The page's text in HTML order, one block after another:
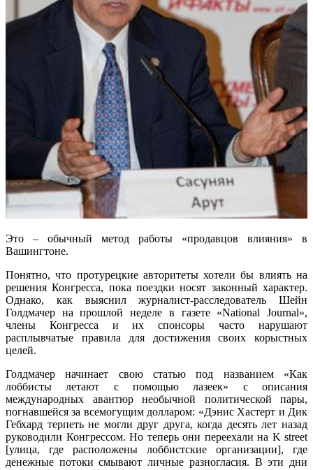
Это – обычный метод работы «продавцов влияния» в
Вашингтоне.
Понятно, что протурецкие авторитеты хотели бы влиять на
решения Конгресса, пока поездки носят законный характер.
Однако, как выяснил журналист-расследователь Шейн
Голдмачер на прошлой неделе в газете «National Journal»,
члены Конгресса и их спонсоры часто нарушают
расплывчатые правила для достижения своих корыстных
целей.
Голдмачер начинает свою статью под названием «Как
лоббисты летают с помощью лазеек» с описания
международных авантюр необычной политической пары,
погнавшейся за всемогущим долларом: «Дэнис Хастерт и Дик
Гебхард терпеть не могли друг друга, когда десять лет назад
руководили Конгрессом. Но теперь они переехали на K street
[улица, где расположены лоббистские организации], где
денежные потоки смывают личные разногласия. В эти дни